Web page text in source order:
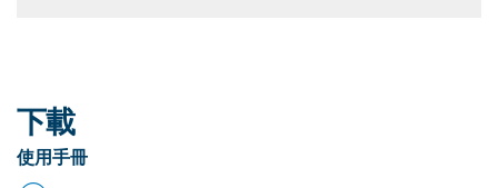
下載
使用手冊